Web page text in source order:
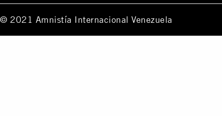
© 2021 Amnistía Internacional Venezuela